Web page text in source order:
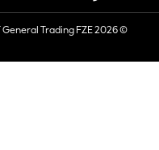
Sets & Outfits
Linen Collection